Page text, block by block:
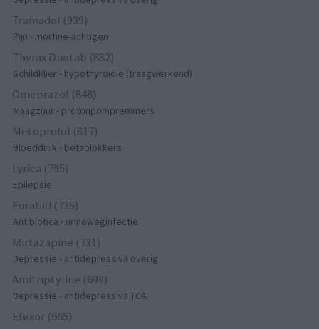
Tramadol (939)
Pijn - morfine-achtigen
Thyrax Duotab (882)
Schildklier - hypothyroidie (traagwerkend)
Omeprazol (848)
Maagzuur - protonpompremmers
Metoprolol (817)
Bloeddruk - betablokkers
Lyrica (795)
Epilepsie
Furabid (735)
Antibiotica - urineweginfectie
Mirtazapine (731)
Depressie - antidepressiva overig
Amitriptyline (699)
Depressie - antidepressiva TCA
Efexor (665)